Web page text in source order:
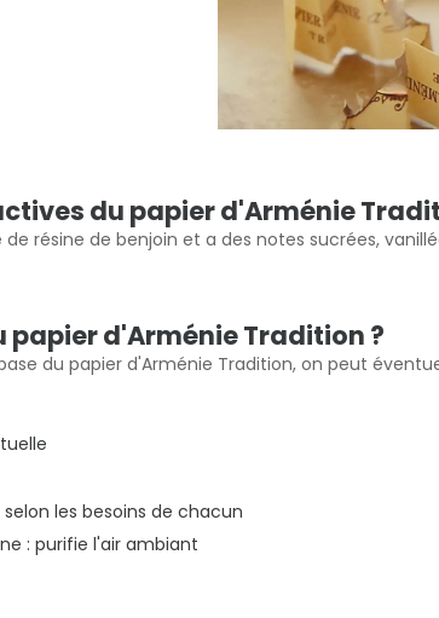
du papier d'Arménie
résine de benjoin et a des notes sucrées,
papier d'Arménie Tradition ?
du papier d'Arménie Tradition, on peut
les besoins de chacun
: purifie l'air ambiant